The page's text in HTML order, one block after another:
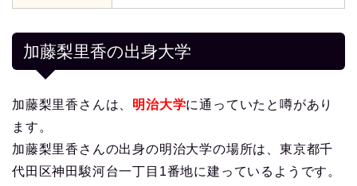
加藤梨里香の出身大学
加藤梨里香さんは、 明治大学に通っていたと噂があり
ます。
加藤梨里香さんの出身の明治大学の場所は、東京都千
代田区神田駿河台一丁目1番地に建っているようです。